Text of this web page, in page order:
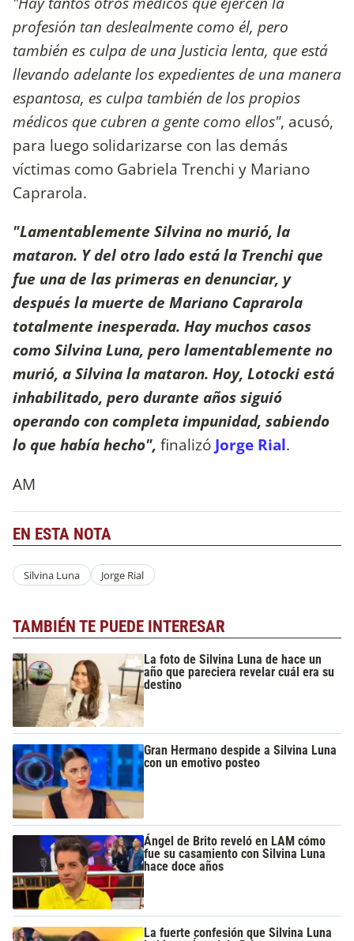
profesión tan deslealmente como él, pero
también es culpa de una Justicia lenta, que está
llevando adelante los expedientes de una manera
espantosa, es culpa también de los propios
médicos que cubren a gente como ellos", acusó,
para luego solidarizarse con las demás
víctimas como Gabriela Trenchi y Mariano
Caprarola.
"Lamentablemente Silvina no murió, la
mataron. Y del otro lado está la Trenchi que
fue una de las primeras en denunciar, y
después la muerte de Mariano Caprarola
totalmente inesperada. Hay muchos casos
como Silvina Luna, pero lamentablemente no
murió, a Silvina la mataron. Hoy, Lotocki está
inhabilitado, pero durante años siguió
operando con completa impunidad, sabiendo
lo que había hecho", finalizó Jorge Rial.
AM
EN ESTA NOTA
Silvina Luna Jorge Rial
TAMBIÉN TE PUEDE INTERESAR
La foto de Silvina Luna de hace un
año que pareciera revelar cuál era su
destino
Gran Hermano despide a Silvina Luna
con un emotivo posteo
Ángel de Brito reveló en LAM cómo
fue su casamiento con Silvina Luna
hace doce años
La fuerte confesión que Silvina Luna